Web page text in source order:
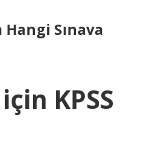
Sınava
KPSS